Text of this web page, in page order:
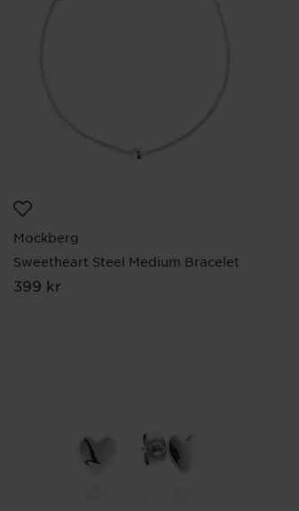
Mockberg
Sweetheart Steel Medium Bracelet
Pris :399 kr
399 kr